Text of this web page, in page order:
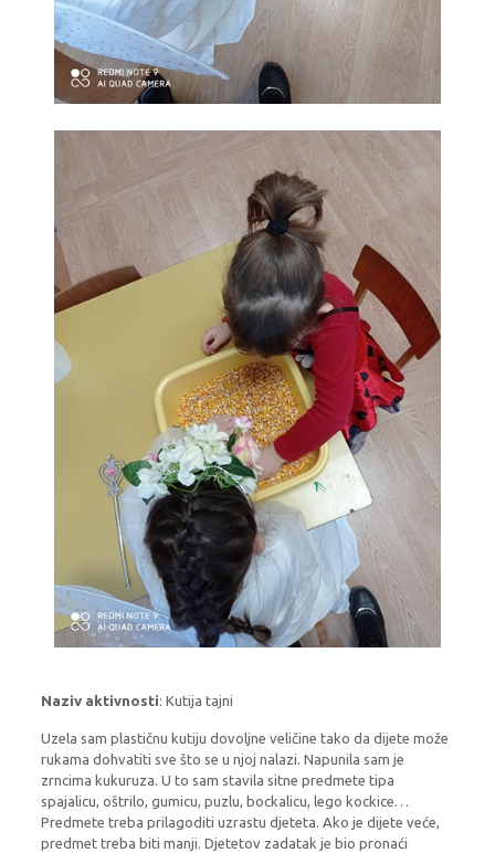
Naziv aktivnosti: Kutija tajni
Uzela sam plastičnu kutiju dovoljne veličine tako da dijete može
rukama dohvatiti sve što se u njoj nalazi. Napunila sam je
zrncima kukuruza. U to sam stavila sitne predmete tipa
spajalicu, oštrilo, gumicu, puzlu, bockalicu, lego kockice…
Predmete treba prilagoditi uzrastu djeteta. Ako je dijete veće,
predmet treba biti manji. Djetetov zadatak je bio pronaći